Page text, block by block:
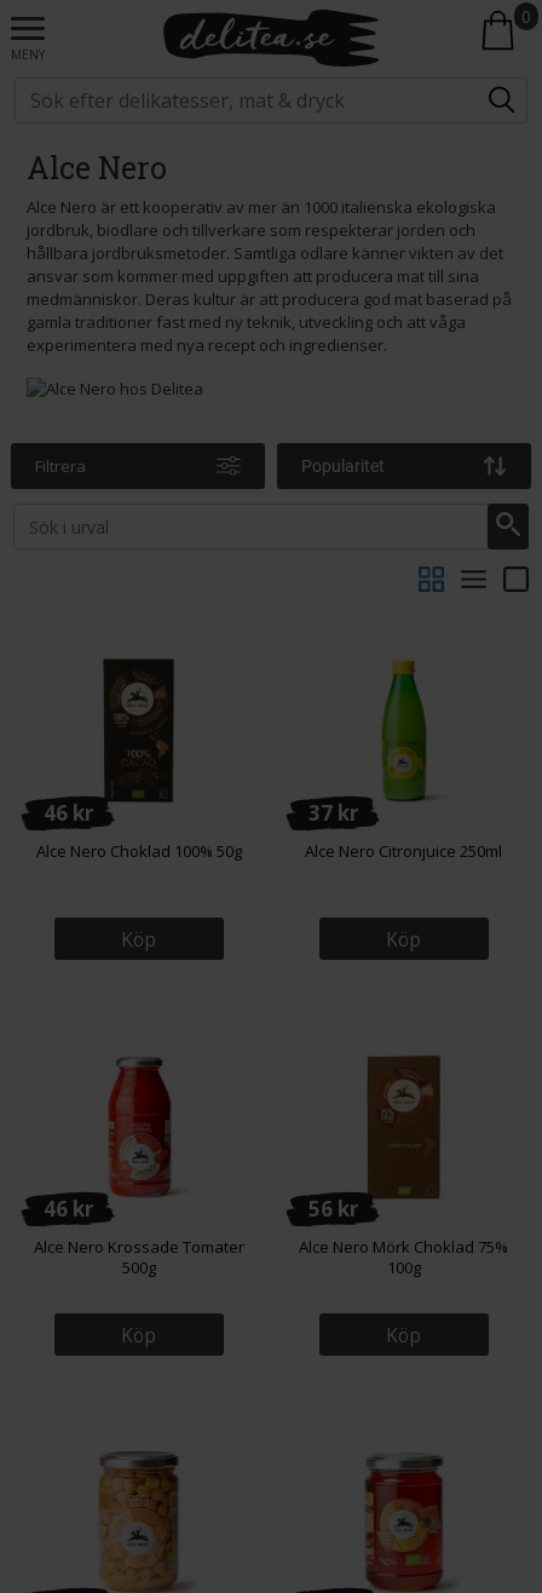
MENY
0
Alce Nero
Alce Nero är ett kooperativ av mer än 1000 italienska ekologiska
jordbruk, biodlare och tillverkare som respekterar jorden och
hållbara jordbruksmetoder. Samtliga odlare känner vikten av det
ansvar som kommer med uppgiften att producera mat till sina
medmänniskor. Deras kultur är att producera god mat baserad på
gamla traditioner fast med ny teknik, utveckling och att våga
experimentera med nya recept och ingredienser.
Filtrera Popularitet
46 kr
Alce Nero Choklad 100% 50g
Köp
37 kr
Alce Nero Citronjuice 250ml
Köp
46 kr
Alce Nero Krossade Tomater
500g
Köp
56 kr
Alce Nero Mörk Choklad 75%
100g
Köp